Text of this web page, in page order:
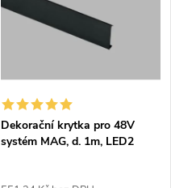
Dekorační krytka pro 48V
systém MAG, d. 1m, LED2